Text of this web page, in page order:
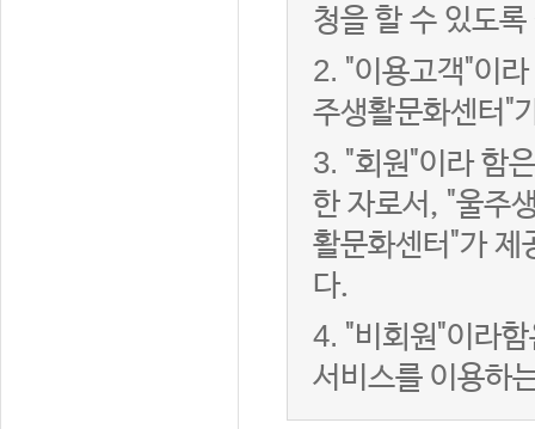
청을 할 수 있도
2. "이용고객"이
주생활문화센터"
3. "회원"이라 함
한 자로서, "울주
활문화센터"가 제
다.
4. "비회원"이라
서비스를 이용하